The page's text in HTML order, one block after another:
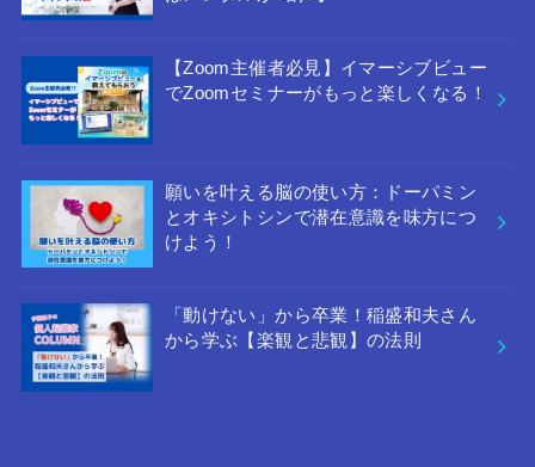
【Zoom主催者必見】イマーシブビュー
でZoomセミナーがもっと楽しくなる！
願いを叶える脳の使い方：ドーパミン
とオキシトシンで潜在意識を味方につ
けよう！
「動けない」から卒業！稲盛和夫さん
から学ぶ【楽観と悲観】の法則